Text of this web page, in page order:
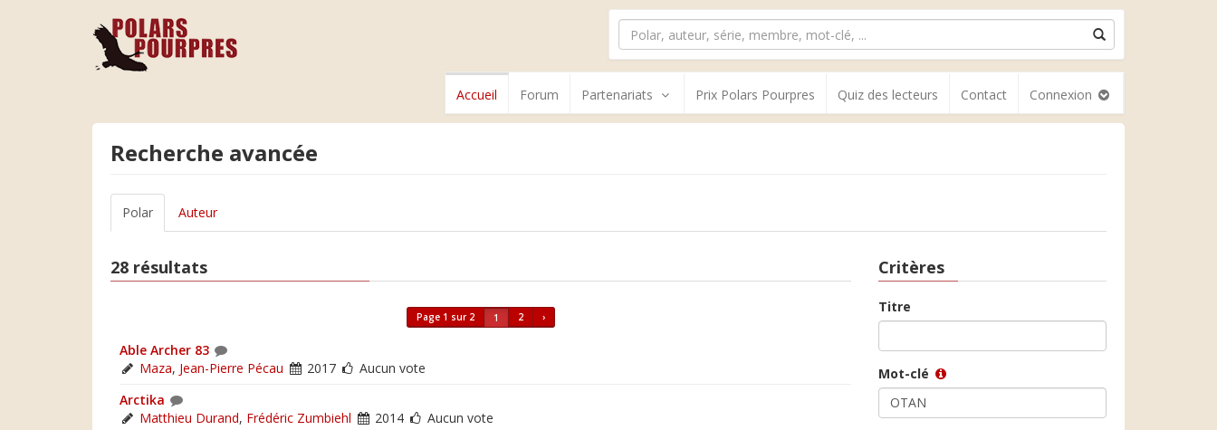
Accueil Forum Partenariats Prix Polars Pourpres Quiz des lecteurs Contact Connexion
Recherche avancée
Polar Auteur
28 résultats
Page 1 sur 2 1 2 ›
Able Archer 83
Maza, Jean-Pierre Pécau 2017
Aucun vote
Arctika
Matthieu Durand, Frédéric Zumbiehl 2014
Aucun vote
Critères
Titre
Mot-clé